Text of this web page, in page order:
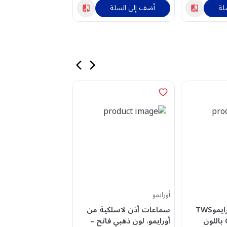
أضف إلى السلة
سماعات أذن أورايموTWS
OTW-323P-GD باللون
أورايمو
سماعات أذن لاسلكية من
أورايمو، لون ذهبي فاتح –